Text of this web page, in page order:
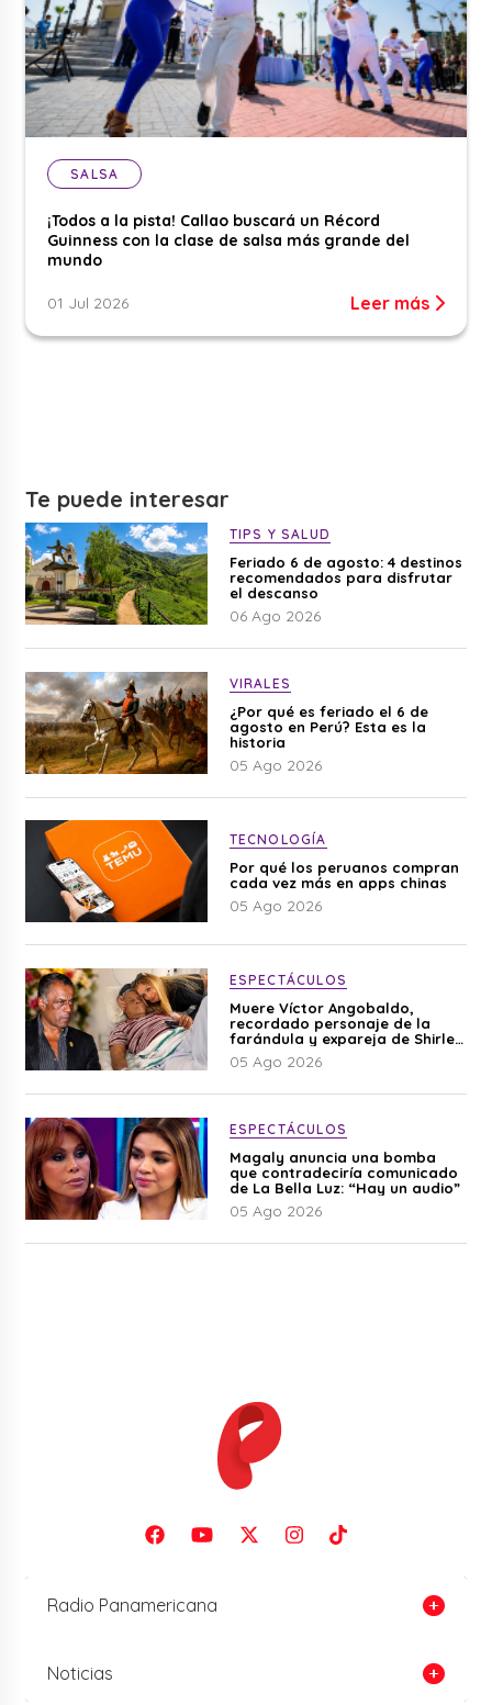
SALSA
¡Todos a la pista! Callao buscará un Récord
Guinness con la clase de salsa más grande del
mundo
01 Jul 2026 Leer más
Te puede interesar
TIPS Y SALUD
Feriado 6 de agosto: 4 destinos
recomendados para disfrutar
el descanso
06 Ago 2026
VIRALES
¿Por qué es feriado el 6 de
agosto en Perú? Esta es la
historia
05 Ago 2026
TECNOLOGÍA
Por qué los peruanos compran
cada vez más en apps chinas
05 Ago 2026
ESPECTÁCULOS
Muere Víctor Angobaldo,
recordado personaje de la
farándula y expareja de Shirley
Cherres
05 Ago 2026
ESPECTÁCULOS
Magaly anuncia una bomba
que contradeciría comunicado
de La Bella Luz: “Hay un audio”
05 Ago 2026
Radio Panamericana
Noticias